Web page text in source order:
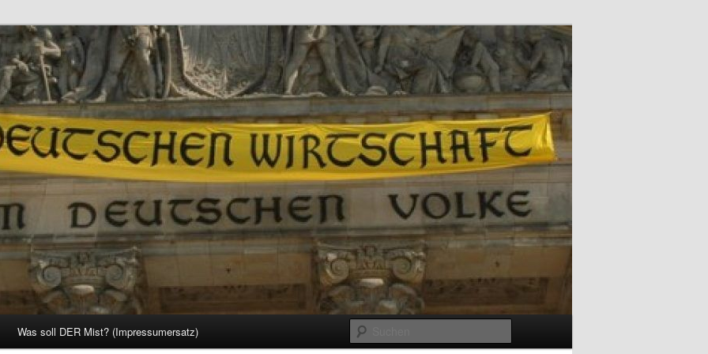
Was soll DER Mist? (Impressumersatz)